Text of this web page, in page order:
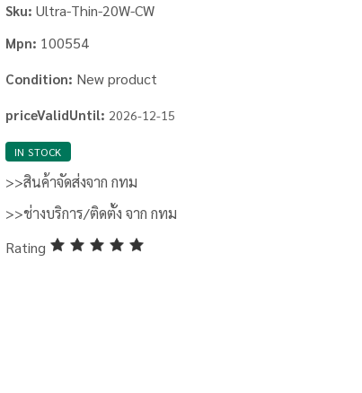
Sku: Ultra-Thin-20W-CW
Mpn: 100554
Condition: New product
priceValidUntil: 2026-12-15
IN STOCK
>>สินค้าจัดส่งจาก กทม
>>ช่างบริการ/ติดตั้ง จาก กทม
Rating